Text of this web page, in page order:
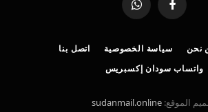
فيسبوك واتساب
نحن سياسة الخصوصية
اتصل بنا
واتساب سودان إكسبريس
الموقع:sudanmail.online